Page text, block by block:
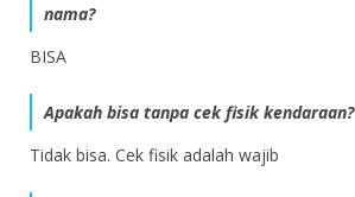
nama?
BISA
Apakah bisa tanpa cek fisik kendaraan?
Tidak bisa. Cek fisik adalah wajib